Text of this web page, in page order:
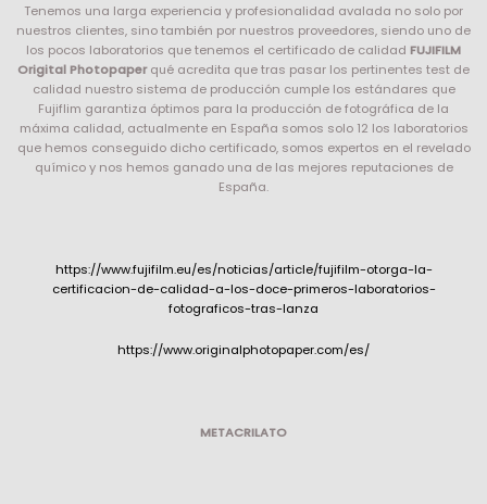
Tenemos una larga experiencia y profesionalidad avalada no solo por
nuestros clientes, sino también por nuestros proveedores, siendo uno de
los pocos laboratorios que tenemos el certificado de calidad FUJIFILM
Origital Photopaperqué acredita que tras pasar los pertinentes test de
calidad nuestro sistema de producción cumple los estándares que
Fujiflim garantiza óptimos para la producción de fotográfica de la
máxima calidad, actualmente en España somos solo 12 los laboratorios
que hemos conseguido dicho certificado, somos expertos en el revelado
químico y nos hemos ganado una de las mejores reputaciones de
España.
https://www.fujifilm.eu/es/noticias/article/fujifilm-otorga-la-
certificacion-de-calidad-a-los-doce-primeros-laboratorios-
fotograficos-tras-lanza
https://www.originalphotopaper.com/es/
METACRILATO